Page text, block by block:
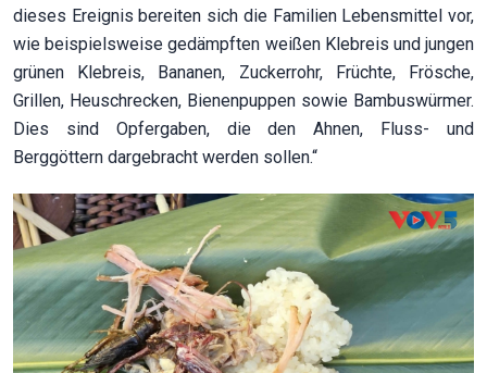
dieses Ereignis bereiten sich die Familien Lebensmittel vor,
wie beispielsweise gedämpften weißen Klebreis und jungen
grünen Klebreis, Bananen, Zuckerrohr, Früchte, Frösche,
Grillen, Heuschrecken, Bienenpuppen sowie Bambuswürmer.
Dies sind Opfergaben, die den Ahnen, Fluss- und
Berggöttern dargebracht werden sollen.“